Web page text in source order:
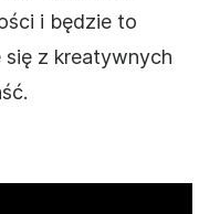
i będzie to
z kreatywnych